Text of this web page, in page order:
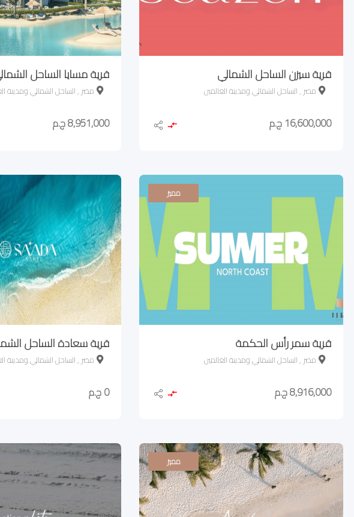
قرية سيزن الساحل الشمالي
مصر , الساحل الشمالي ومدينة العالمين
16,600,000 ج.م
قرية مسايا الساحل
مصر , الساحل الشمالي ومدينة
8,951,000 ج.م
مميز
قرية سمر رأس الحكمة
مصر , الساحل الشمالي ومدينة العالمين
8,916,000 ج.م
قرية سعادة الساحل
مصر , الساحل الشمالي ومدينة
0 ج.م
مميز